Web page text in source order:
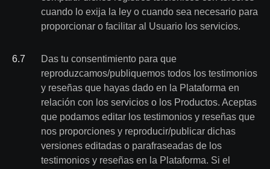
cuando lo exija la ley o cuando sea necesario para
proporcionar o facilitar al Usuario los servicios.
6.7
Das tu consentimiento para que
reproduzcamos/publiquemos todos los testimonios
y reseñas que hayas dado en la Plataforma en
relación con los servicios o los Productos. Aceptas
que podamos editar los testimonios y reseñas que
nos proporciones y reproducir/publicar dichas
versiones editadas o parafraseadas de los
testimonios y reseñas en la Plataforma. Si el